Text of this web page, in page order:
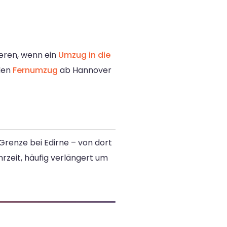
wenn ein Umzug in die
Fernumzug ab Hannover
bei Edirne – von dort
häufig verlängert um